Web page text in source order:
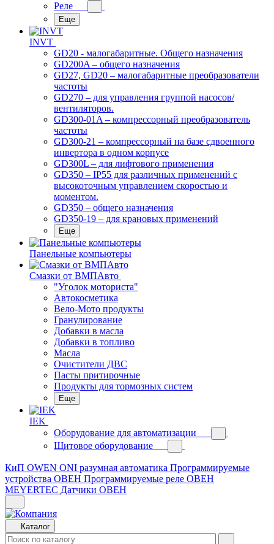
Реле
Еще
INVT
GD20 - малогабаритные. Общего назначения
GD200A – общего назначения
GD27, GD20 – малогабаритные преобразователи
частоты
GD270 – для управления группой насосов/
вентиляторов.
GD300-01A – компрессорный преобразователь
частоты
GD300-21 – компрессорный на базе сдвоенного
инвертора в одном корпусе
GD300L – для лифтового применения
GD350 – IP55 для различных применений с
высокоточным управлением скоростью и
моментом.
GD350 – общего назначения
GD350-19 – для крановых применений
Еще
Панельные компьютеры
Смазки от ВМПАвто
"Уголок моториста"
Автокосметика
Вело-Мото продукты
Гранулирование
Добавки в масла
Добавки в топливо
Масла
Очистители ДВС
Пасты притирочные
Продукты для тормозных систем
Еще
IEK
Оборудование для автоматизации
Щитовое оборудование
КиП OWEN ONI разумная автоматика Программируемые
устройства ОВЕН Программируемые реле ОВЕН
MEYERTEC Датчики ОВЕН
Каталог